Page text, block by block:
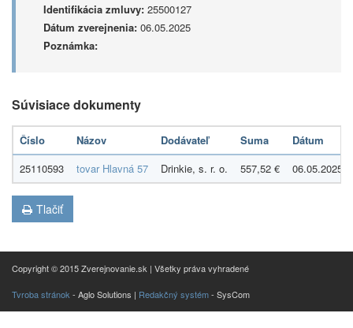
Identifikácia zmluvy: 25500127
Dátum zverejnenia: 06.05.2025
Poznámka:
Súvisiace dokumenty
Číslo Názov Dodávateľ Suma
Dátum
25110593
tovar Hlavná 57 Drinkie, s. r. o. 557,52 € 06.05.2025
Tlačiť
Copyright © 2015 Zverejnovanie.sk | Všetky práva vyhradené
Tvroba stránok - Aglo Solutions | Redakčný systém- SysCom